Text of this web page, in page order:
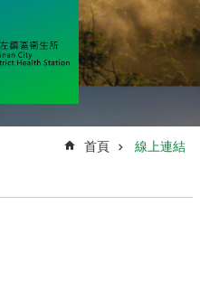
首頁 線上連結